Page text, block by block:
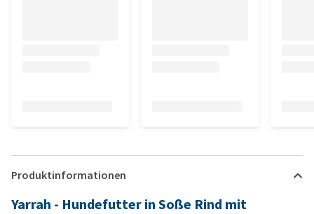
Produktinformationen
Yarrah - Hundefutter in Soße Rind mit